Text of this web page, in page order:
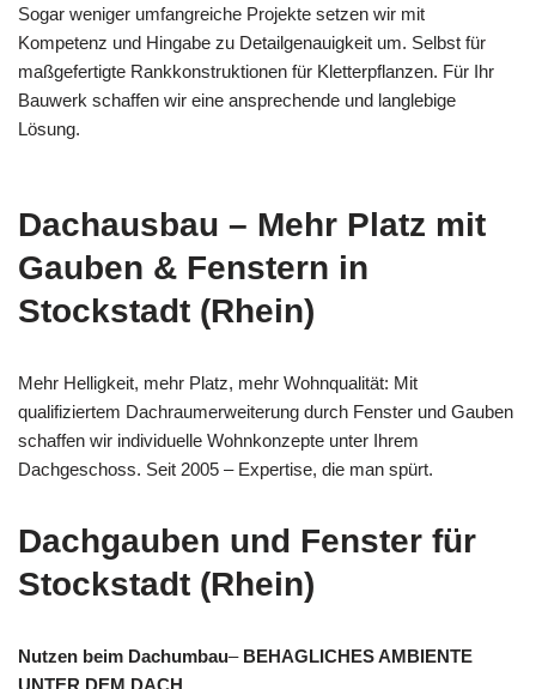
Sogar weniger umfangreiche Projekte setzen wir mit
Kompetenz und Hingabe zu Detailgenauigkeit um. Selbst für
maßgefertigte Rankkonstruktionen für Kletterpflanzen. Für Ihr
Bauwerk schaffen wir eine ansprechende und langlebige
Lösung.
Dachausbau – Mehr Platz mit
Gauben & Fenstern in
Stockstadt (Rhein)
Mehr Helligkeit, mehr Platz, mehr Wohnqualität: Mit
qualifiziertem Dachraumerweiterung durch Fenster und Gauben
schaffen wir individuelle Wohnkonzepte unter Ihrem
Dachgeschoss. Seit 2005 – Expertise, die man spürt.
Dachgauben und Fenster für
Stockstadt (Rhein)
Nutzen beim Dachumbau– BEHAGLICHES AMBIENTE
UNTER DEM DACH